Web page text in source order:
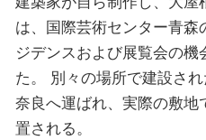
は、国際芸術センター青森
ジデンスおよび展覧会の
た。 別々の場所で建設さ
奈良へ運ばれ、実際の敷地
置される。